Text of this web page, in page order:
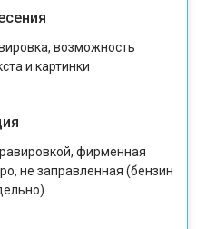
возможность
и картинки
фирменная
не заправленная (бензин